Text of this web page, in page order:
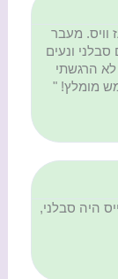
וויס. מעבר
ונעים
לא הרגשתי
מומלץ! "
היה סבלני,